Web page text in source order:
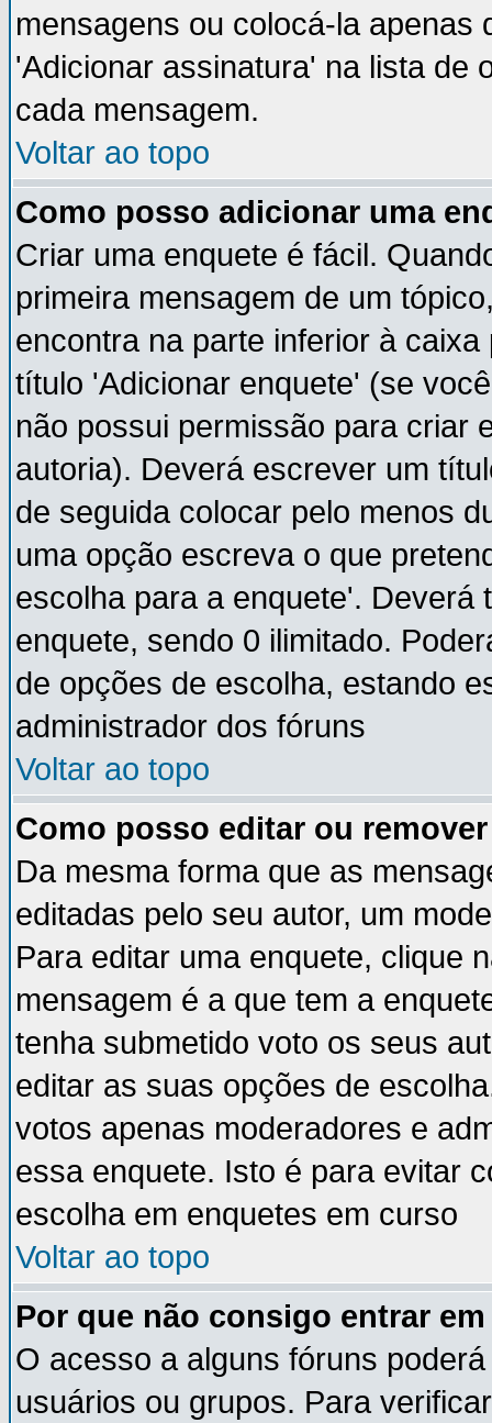
mensagens ou colocá-la apenas
'Adicionar assinatura' na lista de
cada mensagem.
Voltar ao topo
Como posso adicionar uma
Criar uma enquete é fácil.
primeira mensagem de um
encontra na parte inferior à
título 'Adicionar enquete' (se
não possui permissão para criar
autoria). Deverá escrever um
de seguida colocar pelo menos
uma opção escreva o que
escolha para a enquete'. Deverá
enquete, sendo 0 ilimitado.
de opções de escolha, estando
administrador dos fóruns
Voltar ao topo
Como posso editar ou
Da mesma forma que as
editadas pelo seu autor, um
Para editar uma enquete, clique
mensagem é a que tem a
tenha submetido voto os seus
editar as suas opções de
votos apenas moderadores e
essa enquete. Isto é para evitar
escolha em enquetes em curso
Voltar ao topo
Por que não consigo entrar
O acesso a alguns fóruns
usuários ou grupos. Para